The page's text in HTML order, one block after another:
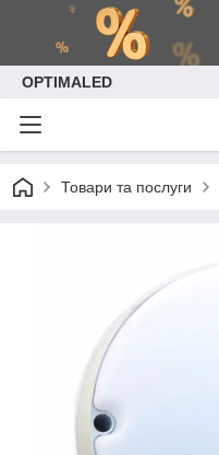
OPTIMALED
Товари та послуги